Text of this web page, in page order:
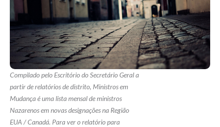
Compilado pelo Escritório do Secretário Geral a
partir de relatórios de distrito, Ministros em
Mudança é uma lista mensal de ministros
Nazarenos em novas designações na Região
EUA / Canadá. Para ver o relatório para